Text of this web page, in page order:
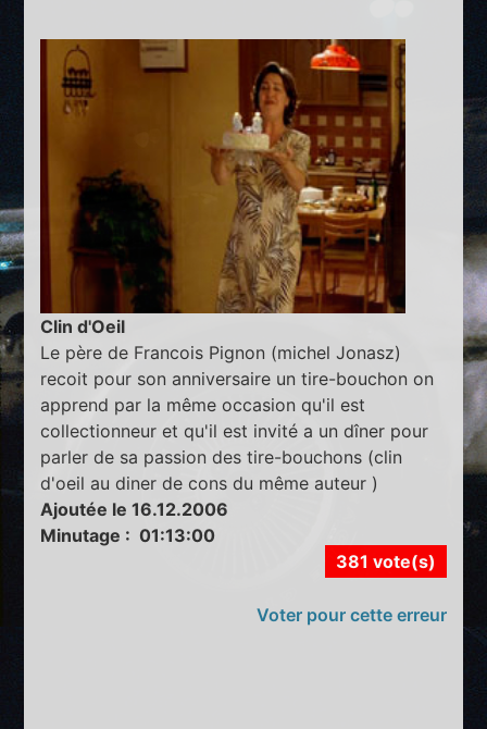
Clin d'Oeil
Le père de Francois Pignon (michel Jonasz)
recoit pour son anniversaire un tire-bouchon on
apprend par la même occasion qu'il est
collectionneur et qu'il est invité a un dîner pour
parler de sa passion des tire-bouchons (clin
d'oeil au diner de cons du même auteur )
Ajoutée le 16.12.2006
Minutage : 01:13:00
381 vote(s)
Voter pour cette erreur